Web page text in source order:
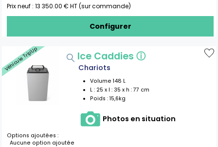
Prix neuf :13 350.00 € HT (sur commande)
Configurer
Véhicule Trip'Up Ice Caddies ⓘ
Chariots
Volume148 L
L : 25 x l : 35 x h :77 cm
Poids :15,6kg
Photos en situation
Options ajoutées :
Aucune option ajoutée